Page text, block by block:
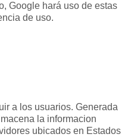
Google hará uso de estas
de uso.
a los usuarios. Generada
la informacion
ubicados en Estados